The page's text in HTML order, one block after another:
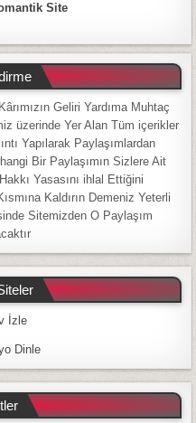
Site
Geliri Yardıma Muhtaç
üzerinde Yer Alan Tüm içerikler
Yapılarak Paylaşımlardan
Bir Paylaşımın Sizlere Ait
Yasasını ihlal Ettiğini
Kaldırın Demeniz Yeterli
Sitemizden O Paylaşım
İzle
Dinle